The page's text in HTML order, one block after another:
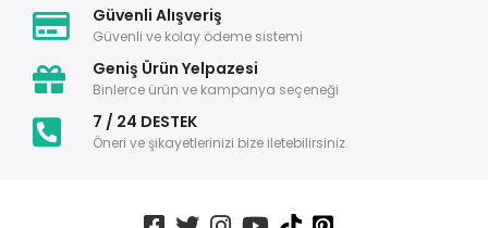
Güvenli Alışveriş
Güvenli ve kolay ödeme sistemi
Geniş Ürün Yelpazesi
Binlerce ürün ve kampanya seçeneği
7 / 24 DESTEK
Öneri ve şikayetlerinizi bize iletebilirsiniz.